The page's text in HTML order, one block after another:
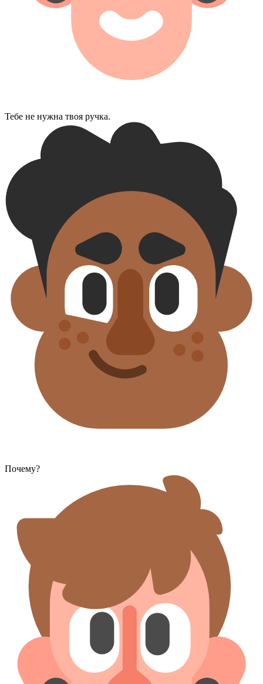
Тебе не нужна твоя ручка.
Почему?